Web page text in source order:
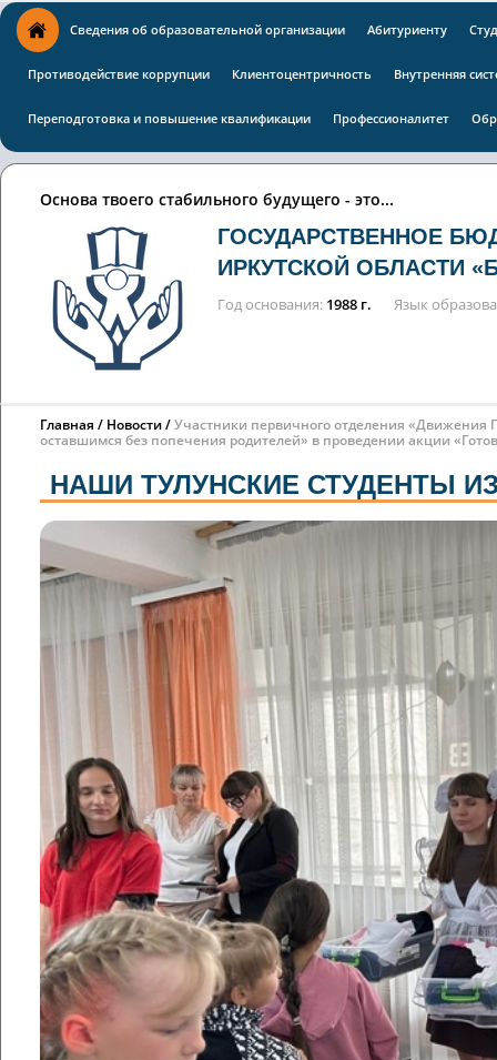
Сведения об образовательной организации Абитуриенту
Противодействие коррупции Клиентоцентричность Внутренняя
Переподготовка и повышение квалификации Профессионалитет
Основа твоего стабильного будущего - это...
ГОСУДАРСТВЕННОЕ
ИРКУТСКОЙ ОБЛАСТИ
Год основания 1988 г. Язык
Главная Новости
Участники первичного отделения «Движения
оставшимся без попечения родителей» в проведении акции
НАШИ ТУЛУНСКИЕ СТУДЕНТЫ